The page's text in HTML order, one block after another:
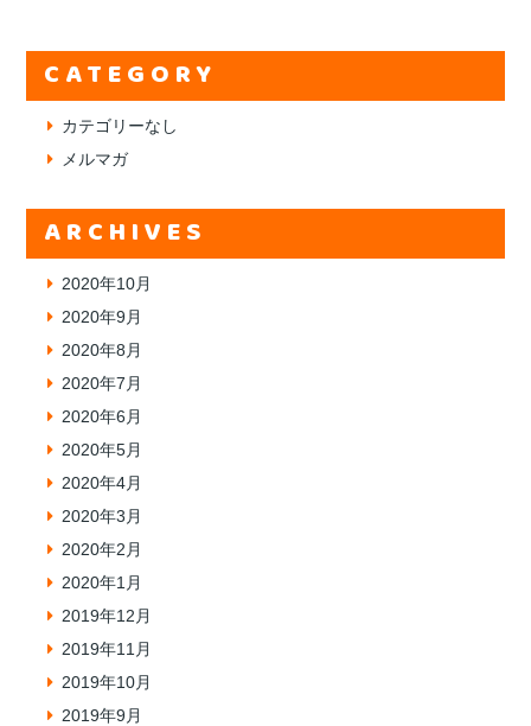
CATEGORY
カテゴリーなし
メルマガ
ARCHIVES
2020年10月
2020年9月
2020年8月
2020年7月
2020年6月
2020年5月
2020年4月
2020年3月
2020年2月
2020年1月
2019年12月
2019年11月
2019年10月
2019年9月